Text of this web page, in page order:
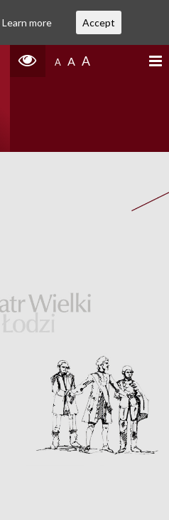
A A A
Learn more Accept